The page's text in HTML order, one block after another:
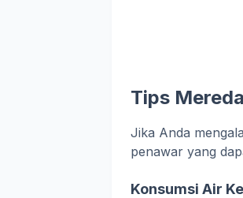
Tips
Jika Anda
penawar yang
Konsumsi Air